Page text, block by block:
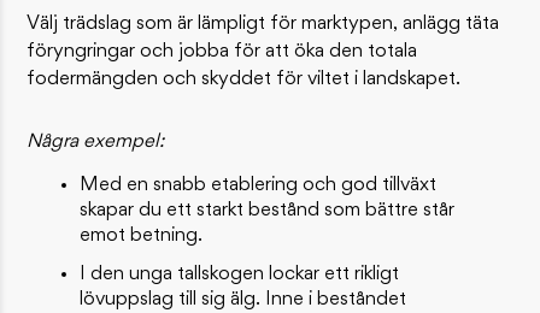
Välj trädslag som är lämpligt för marktypen, anlägg täta
föryngringar och jobba för att öka den totala
fodermängden och skyddet för viltet i landskapet.
Några exempel:
Med en snabb etablering och god tillväxt
skapar du ett starkt bestånd som bättre står
emot betning.
I den unga tallskogen lockar ett rikligt
lövuppslag till sig älg. Inne i beståndet